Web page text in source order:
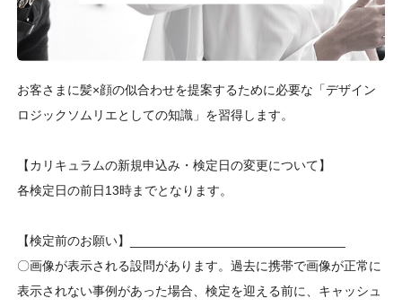
お客さまに髪×顔の似合わせを提案するために必要な「デザイン
ロジックソムリエとしての知識」を習得します。
【カリキュラムの新規申込み・検定日の変更について】
各検定日の前日13時までとなります。
【検定前のお願い】______________________________
〇画像が表示される設問があります。過去に携帯で画像が正常に
表示されない事例があった場合、検定を迎える前に、キャッシュ